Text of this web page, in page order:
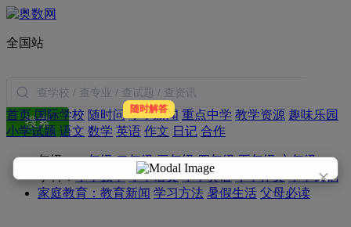
×
全国站
搜索
首页国际学校 随时问 随时解答
小学新闻 重点中学 教学资源 趣味乐园
小学试题 语文 数学 英语 作文 日记 合作
年级：一年级 二年级 三年级 四年级 五年级 六年级
学科：小学数学 小学语文 小学英语 小学作文 小学日记
家庭教育： 教育新闻 学习方法 暑假生活 父母必读